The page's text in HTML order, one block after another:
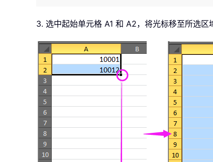
3. 选中起始单元格 A1 和 A2，将光标移至所选